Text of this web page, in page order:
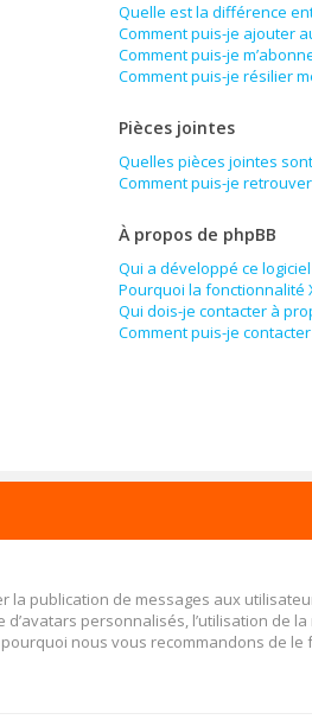
Quelle est la différence
Comment puis-je ajouter
Comment puis-je
Comment puis-je résilier
Pièces jointes
Quelles pièces jointes
Comment puis-je
À propos de phpBB
Qui a développé ce
Pourquoi la fonctionnalité
Qui dois-je contacter à
Comment puis-je
publication de messages aux
personnalisés, l’utilisation de
pourquoi nous vous recommandons de le